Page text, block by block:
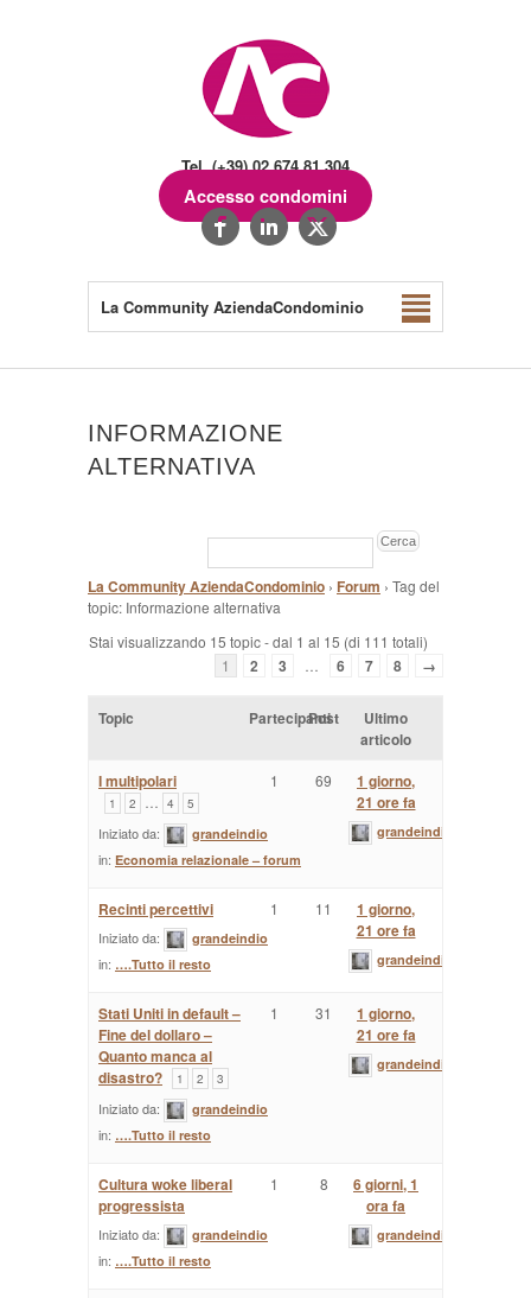
Tel. (+39) 02.674.81.304
Accesso condomini
La Community AziendaCondominio
INFORMAZIONE
ALTERNATIVA
La Community AziendaCondominio › Forum › Tag del
topic: Informazione alternativa
Stai visualizzando 15 topic - dal 1 al 15 (di 111 totali)
1
2 3 6 7 8 →
Topic Partecipanti
Post
Ultimo
articolo
I multipolari
1 2 4 5
Iniziato da: grandeindio
in: Economia relazionale – forum
1 69
1 giorno,
21 ore fa
grandeindio
Recinti percettivi
Iniziato da: grandeindio
in: ….Tutto il resto
1 11
1 giorno,
21 ore fa
grandeindio
Stati Uniti in default –
Fine del dollaro –
Quanto manca al
disastro?
1 2 3
Iniziato da: grandeindio
in: ….Tutto il resto
1 31
1 giorno,
21 ore fa
grandeindio
Cultura woke liberal
progressista
Iniziato da: grandeindio
in: ….Tutto il resto
1 8
6 giorni, 1
ora fa
grandeindio